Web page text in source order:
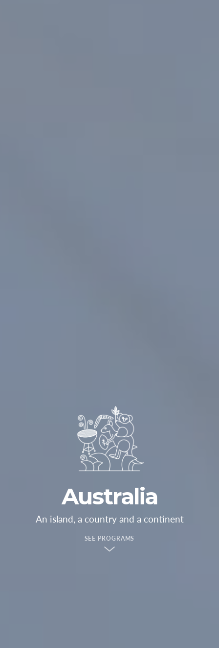
Australia
An island, a country and a continent
SEE PROGRAMS